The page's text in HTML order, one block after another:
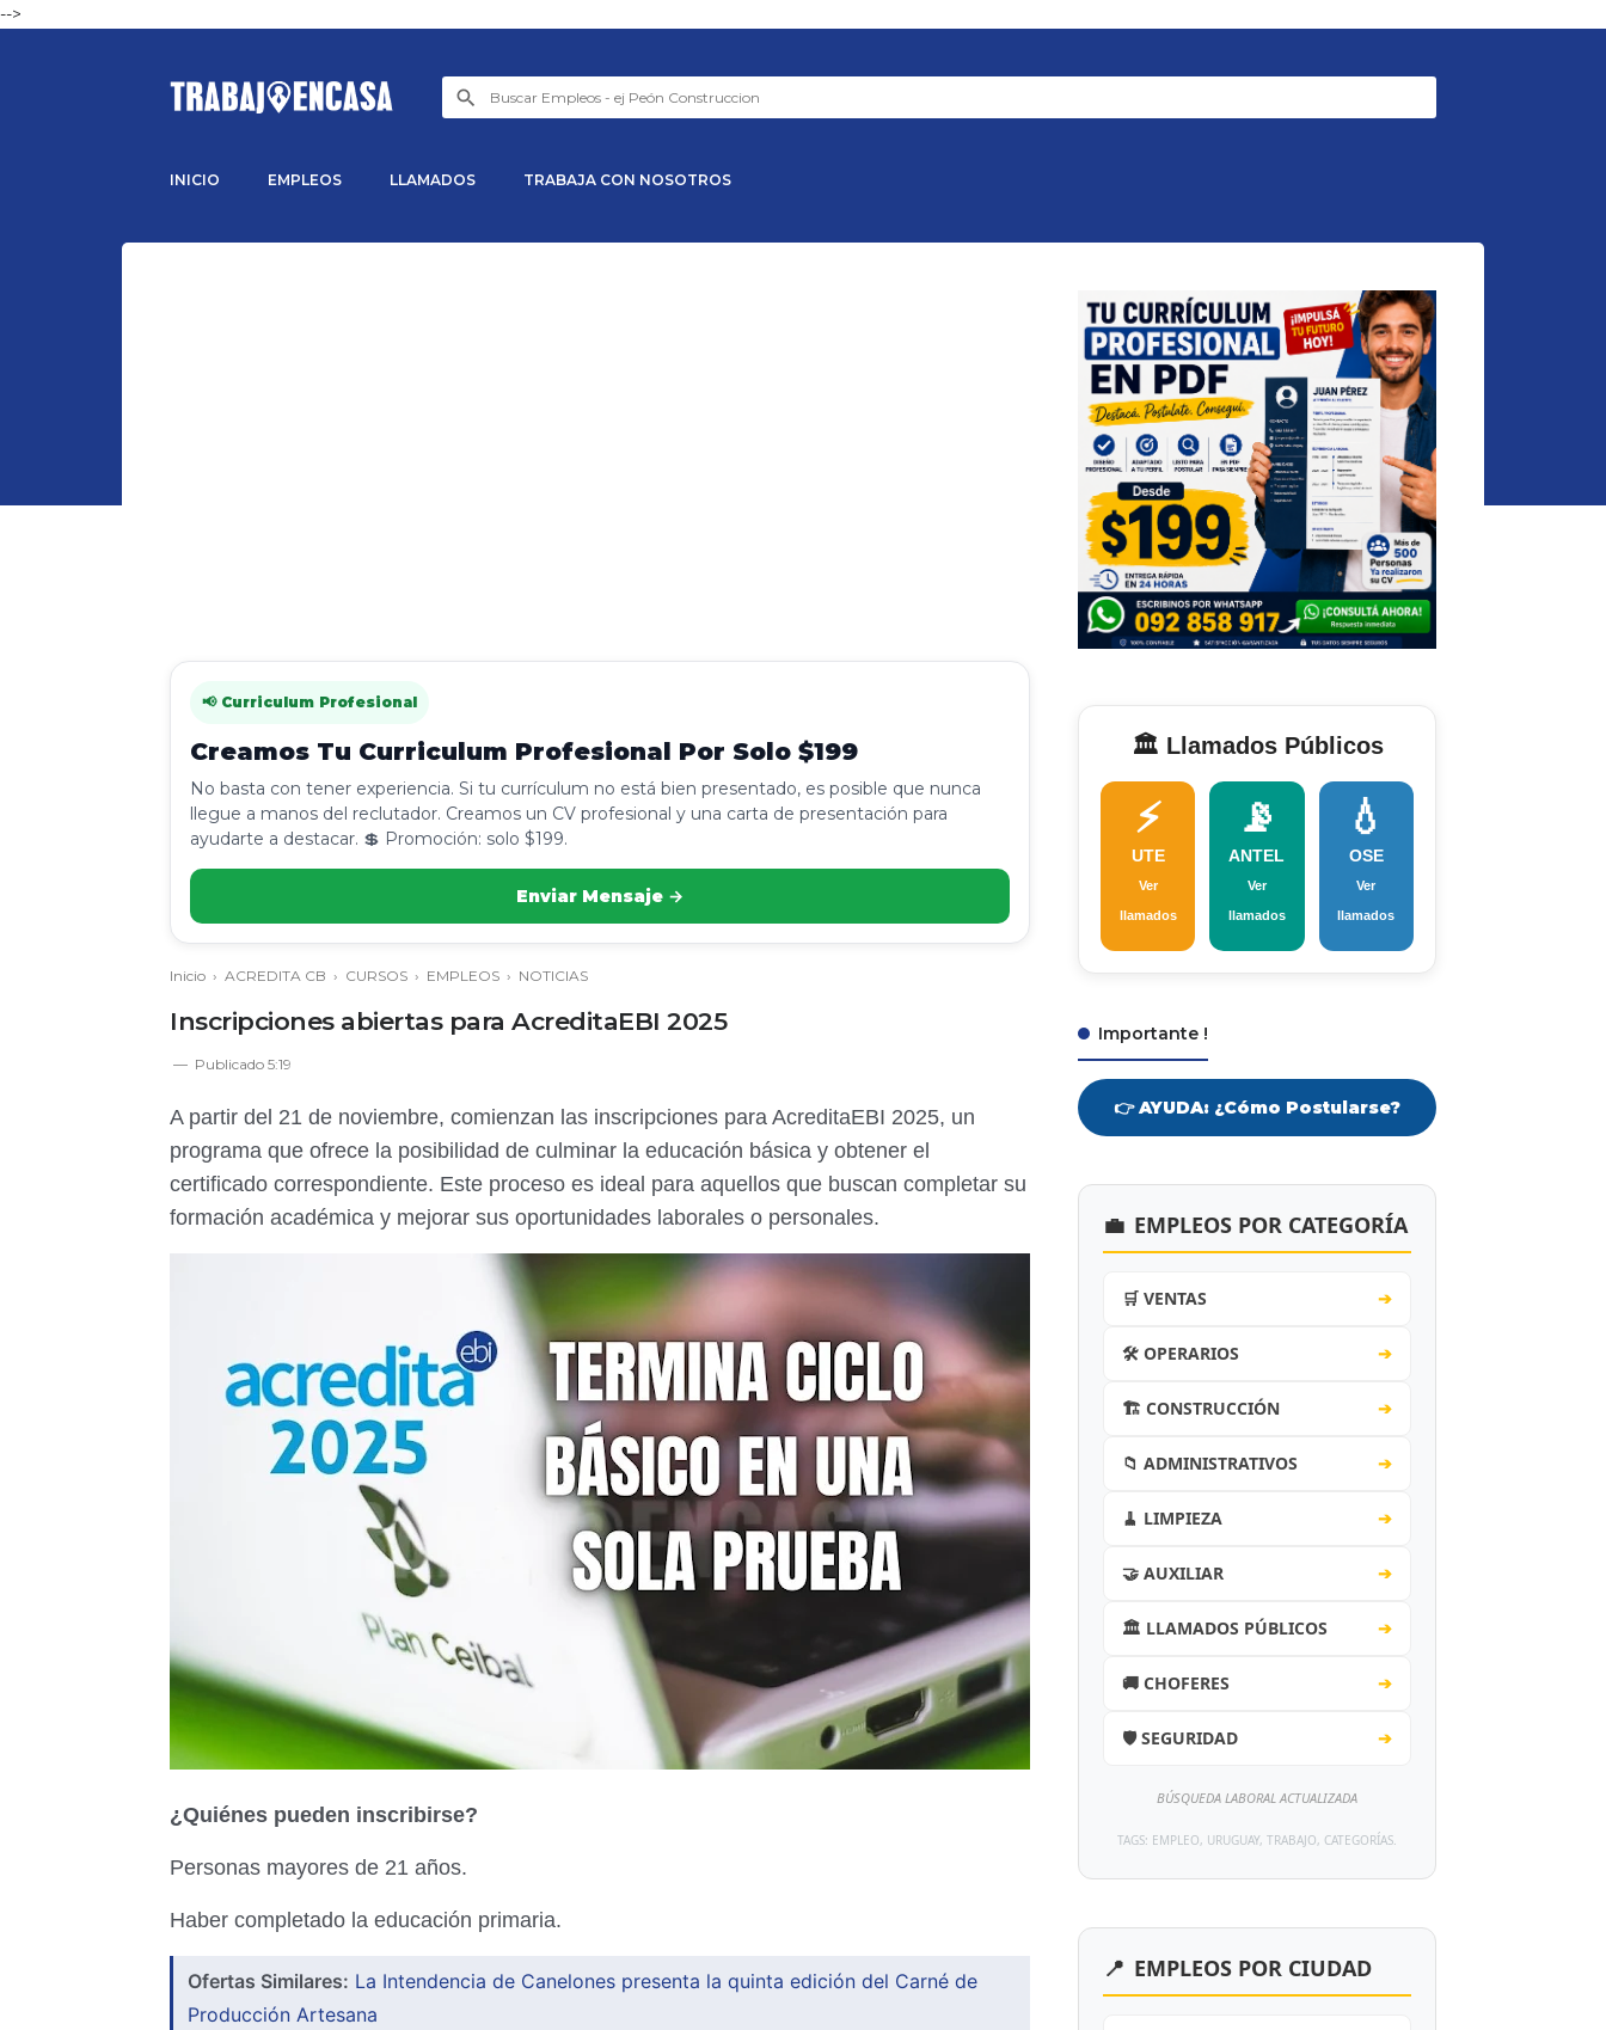
-->
INICIO EMPLEOS LLAMADOS TRABAJA CON NOSOTROS
📢 Curriculum Profesional
Creamos Tu Curriculum Profesional Por Solo $199
No basta con tener experiencia. Si tu currículum no está bien presentado, es posible que nunca
llegue a manos del reclutador. Creamos un CV profesional y una carta de presentación para
ayudarte a destacar. 💲 Promoción: solo $199.
Enviar Mensaje →
Inicio › ACREDITA CB › CURSOS › EMPLEOS › NOTICIAS
Inscripciones abiertas para AcreditaEBI 2025
Publicado 5:19
A partir del 21 de noviembre, comienzan las inscripciones para AcreditaEBI 2025, un
programa que ofrece la posibilidad de culminar la educación básica y obtener el
certificado correspondiente. Este proceso es ideal para aquellos que buscan completar su
formación académica y mejorar sus oportunidades laborales o personales.
¿Quiénes pueden inscribirse?
Personas mayores de 21 años.
Haber completado la educación primaria.
Ofertas Similares: La Intendencia de Canelones presenta la quinta edición del Carné de
Producción Artesana
🏛️ Llamados Públicos
⚡
UTE
Ver
llamados
📡
ANTEL
Ver
llamados
💧
OSE
Ver
llamados
Importante !
👉 AYUDA: ¿Cómo Postularse?
💼 EMPLEOS POR CATEGORÍA
🛒 VENTAS ➔
🛠️ OPERARIOS ➔
🏗️ CONSTRUCCIÓN ➔
📁 ADMINISTRATIVOS ➔
🧹 LIMPIEZA ➔
🤝 AUXILIAR ➔
🏛️ LLAMADOS PÚBLICOS ➔
🚚 CHOFERES ➔
🛡️ SEGURIDAD ➔
BÚSQUEDA LABORAL ACTUALIZADA
TAGS: EMPLEO, URUGUAY, TRABAJO, CATEGORÍAS.
📍 EMPLEOS POR CIUDAD